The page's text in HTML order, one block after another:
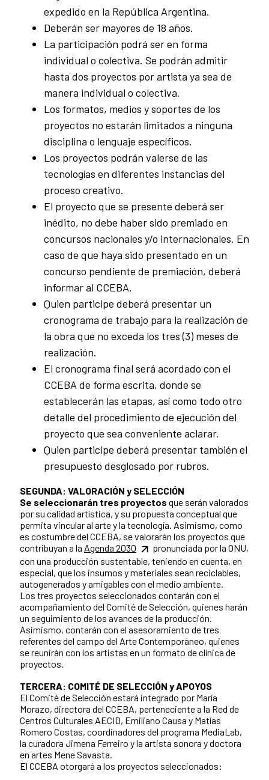
expedido en la República Argentina.
Deberán ser mayores de 18 años.
La participación podrá ser en forma
individual o colectiva. Se podrán admitir
hasta dos proyectos por artista ya sea de
manera individual o colectiva.
Los formatos, medios y soportes de los
proyectos no estarán limitados a ninguna
disciplina o lenguaje específicos.
Los proyectos podrán valerse de las
tecnologías en diferentes instancias del
proceso creativo.
El proyecto que se presente deberá ser
inédito, no debe haber sido premiado en
concursos nacionales y/o internacionales. En
caso de que haya sido presentado en un
concurso pendiente de premiación, deberá
informar al CCEBA.
Quien participe deberá presentar un
cronograma de trabajo para la realización de
la obra que no exceda los tres (3) meses de
realización.
El cronograma final será acordado con el
CCEBA de forma escrita, donde se
establecerán las etapas, así como todo otro
detalle del procedimiento de ejecución del
proyecto que sea conveniente aclarar.
Quien participe deberá presentar también el
presupuesto desglosado por rubros.
SEGUNDA: VALORACIÓN y SELECCIÓN
Se seleccionarán tres proyectos que serán valorados
por su calidad artística, y su propuesta conceptual que
permita vincular al arte y la tecnología. Asimismo, como
es costumbre del CCEBA, se valorarán los proyectos que
contribuyan a la Agenda 2030
pronunciada por la ONU,
con una producción sustentable, teniendo en cuenta, en
especial, que los insumos y materiales sean reciclables,
autogenerados y amigables con el medio ambiente.
Los tres proyectos seleccionados contarán con el
acompañamiento del Comité de Selección, quienes harán
un seguimiento de los avances de la producción.
Asimismo, contarán con el asesoramiento de tres
referentes del campo del Arte Contemporáneo, quienes
se reunirán con los artistas en un formato de clínica de
proyectos.
TERCERA: COMITÉ DE SELECCIÓN y APOYOS
El Comité de Selección estará integrado por María
Morazo, directora del CCEBA, perteneciente a la Red de
Centros Culturales AECID, Emiliano Causa y Matías
Romero Costas, coordinadores del programa MediaLab,
la curadora Jimena Ferreiro y la artista sonora y doctora
en artes Mene Savasta.
El CCEBA otorgará a los proyectos seleccionados: